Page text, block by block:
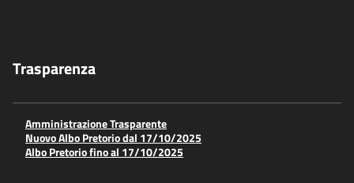
Trasparenza
Amministrazione Trasparente
Nuovo Albo Pretorio dal 17/10/2025
Albo Pretorio fino al 17/10/2025